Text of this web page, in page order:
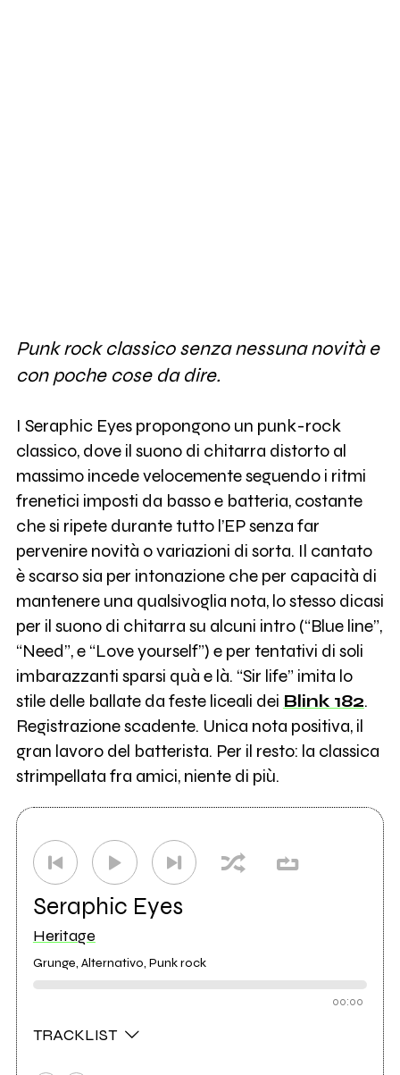
Punk rock classico senza nessuna novità e
con poche cose da dire.
I Seraphic Eyes propongono un punk-rock
classico, dove il suono di chitarra distorto al
massimo incede velocemente seguendo i ritmi
frenetici imposti da basso e batteria, costante
che si ripete durante tutto l’EP senza far
pervenire novità o variazioni di sorta. Il cantato
è scarso sia per intonazione che per capacità di
mantenere una qualsivoglia nota, lo stesso dicasi
per il suono di chitarra su alcuni intro (“Blue line”,
“Need”, e “Love yourself”) e per tentativi di soli
imbarazzanti sparsi quà e là. “Sir life” imita lo
stile delle ballate da feste liceali dei Blink 182.
Registrazione scadente. Unica nota positiva, il
gran lavoro del batterista. Per il resto: la classica
strimpellata fra amici, niente di più.
Seraphic Eyes
Heritage
Grunge, Alternativo, Punk rock
00:00
TRACKLIST